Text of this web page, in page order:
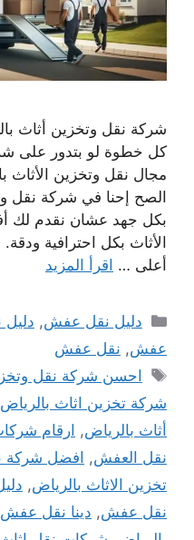
شركة نقل وتخزين أثاث
كل خطوة لو بتدور على
مجال نقل وتخزين الأثاث
الصح إحنا في شركة نقل
بكل جهد عشان نقدم لك
الأثاث بكل احترافية
أعلى … اقرأ المزيد
التصنيفات
دليل نقل عفش,
عفش, نقل عفش
الوسوم
احسن شركة نقل
شركة تخزين اثاث بالرياض
أثاث بالرياض, ارقام
نقل العفش, افضل شركة
تخزين الاثاث بالرياض,
نقل عفش, دينا نقل عفش